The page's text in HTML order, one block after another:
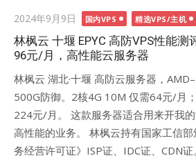
Posted
on
2024年9月9日 国内VPS 精选VPS/主机
林枫云 十堰 EPYC 高防VPS性能测
96元/月，高性能云服务器
林枫云 湖北·十堰 高防云服务器，
500G防御。2核4G 10M 仅需64元/月
224元/月。 这款服务器适合用来开我
高性能的业务。 林枫云持有国家工信
务经营许可证》ISP证、IDC证、CDN